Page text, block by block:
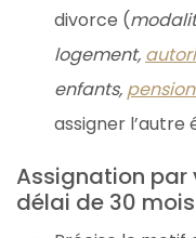
divorce (
logement,
enfants,
assigner l’autre
Assignation par
délai de 30 mois